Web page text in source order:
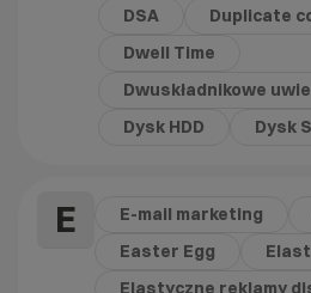
DSA
Duplicate
Dwell Time
Dwuskładnikowe
Dysk HDD
Dysk
E E-mail marketing
Easter Egg
Elastyczne reklamy